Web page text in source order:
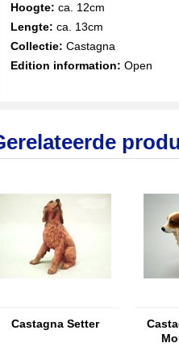
Hoogte: ca. 12cm
Lengte: ca. 13cm
Collectie: Castagna
Edition information: Open
Castagna Setter